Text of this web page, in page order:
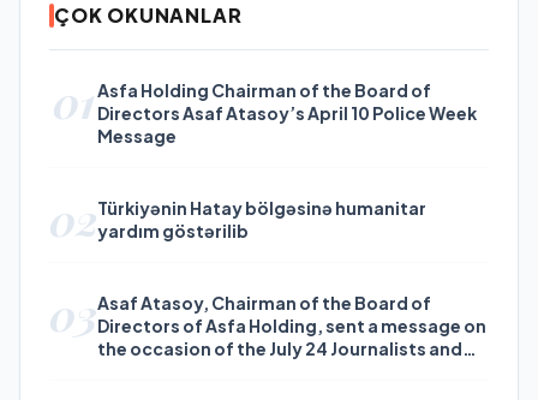
ÇOK OKUNANLAR
01Asfa Holding Chairman of the Board of
Directors Asaf Atasoy’s April 10 Police Week
Message
02Türkiyənin Hatay bölgəsinə humanitar
yardım göstərilib
03Asaf Atasoy, Chairman of the Board of
Directors of Asfa Holding, sent a message on
the occasion of the July 24 Journalists and